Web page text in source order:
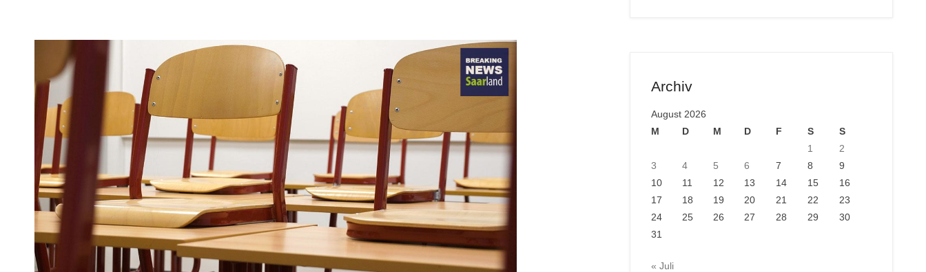
Archiv
August 2026
M
D M D F S
S
1
2
3
4 5 6 7 8
9
10
11 12 13 14 15
16
17
18 19 20 21 22
23
24
25 26 27 28 29
30
31
« Juli